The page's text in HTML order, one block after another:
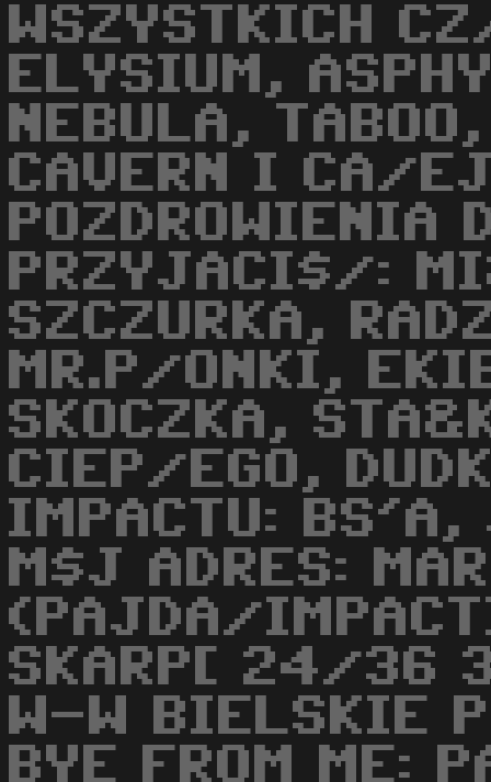
WSZYSTKICH
ELYSIUM,
NEBULA,
CAVERN I CA/
POZDROWIENIA
PRZYJACI$/:
SZCZURKA,
MR.P/ONKI,
SKOCZKA,
CIEP/EGO,
IMPACTU: BS'A,
M$J ADRES:
(PAJDA/
SKARP[ 24/36
W-W BIELSKIE
BYE FROM ME: